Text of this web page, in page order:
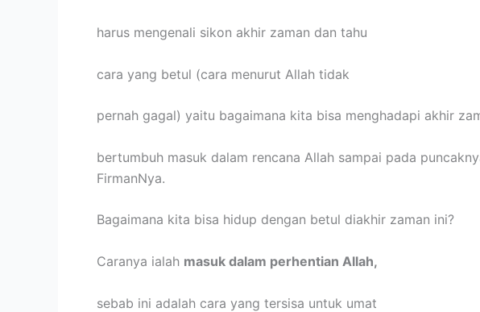
harus mengenali sikon akhir zaman dan tahu
cara yang betul (cara menurut Allah tidak
pernah gagal) yaitu bagaimana kita bisa menghadapi akhir
bertumbuh masuk dalam rencana Allah sampai pada
FirmanNya.
Bagaimana kita bisa hidup dengan betul diakhir zaman ini?
Caranya ialah masuk dalam perhentian Allah,
sebab ini adalah cara yang tersisa untuk umat